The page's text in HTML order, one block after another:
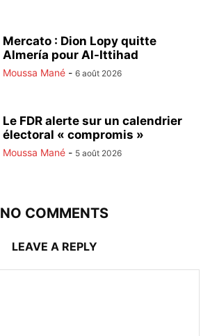
Mercato : Dion Lopy quitte
Almería pour Al-Ittihad
Moussa Mané - 6 août 2026
Le FDR alerte sur un calendrier
électoral « compromis »
Moussa Mané - 5 août 2026
NO COMMENTS
LEAVE A REPLY